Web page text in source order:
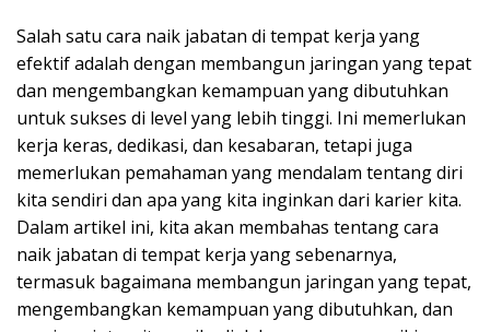
Salah satu cara naik jabatan di tempat kerja yang
efektif adalah dengan membangun jaringan yang tepat
dan mengembangkan kemampuan yang dibutuhkan
untuk sukses di level yang lebih tinggi. Ini memerlukan
kerja keras, dedikasi, dan kesabaran, tetapi juga
memerlukan pemahaman yang mendalam tentang diri
kita sendiri dan apa yang kita inginkan dari karier kita.
Dalam artikel ini, kita akan membahas tentang cara
naik jabatan di tempat kerja yang sebenarnya,
termasuk bagaimana membangun jaringan yang tepat,
mengembangkan kemampuan yang dibutuhkan, dan